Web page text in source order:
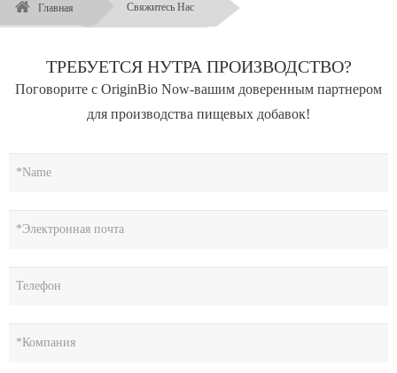
Главная Свяжитесь Нас
ТРЕБУЕТСЯ НУТРА ПРОИЗВОДСТВО?
Поговорите с OriginBio Now-вашим доверенным партнером
для производства пищевых добавок!